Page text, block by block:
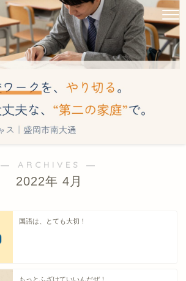
― ARCHIVES ―
2022年 4月
国語は、とても大切！
もっとふざけていいんだぜ！